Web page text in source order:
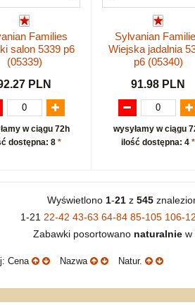
Families
salon 5339 p6
(05339)
PLN
w ciągu 72h
dostępna: 8 *
Sylvanian
Wiejska jadalnia
p6 (05340)
91.98 PLN
wysyłamy w ciągu
ilość dostępna: 4 *
Wyświetlono 1-21z 545
1-21 22-42 43-63 64-84 85-105 106-
Zabawki posortowano naturalniew
Cena Nazwa Natur.